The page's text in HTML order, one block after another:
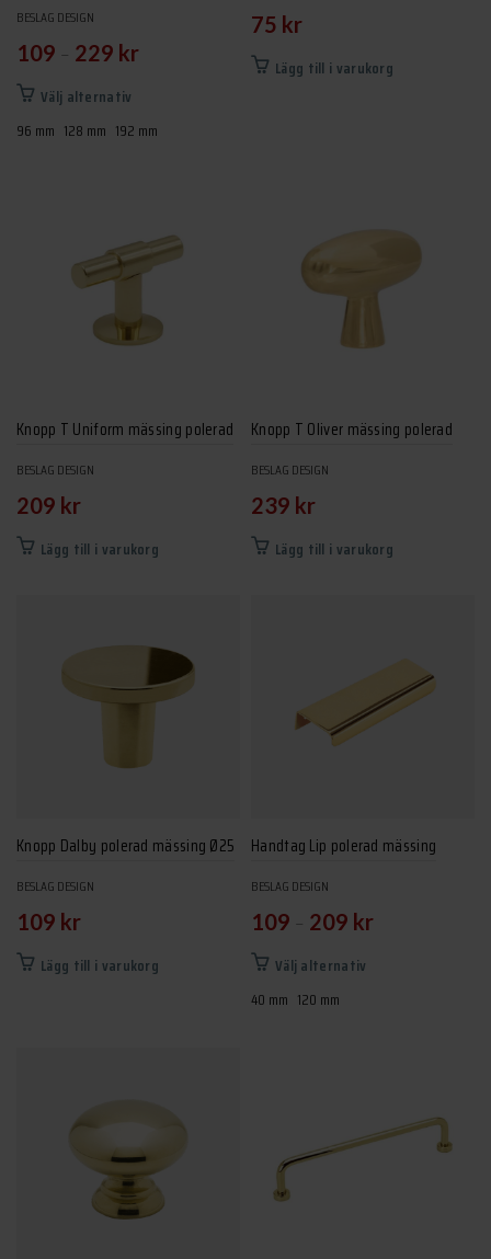
BESLAG DESIGN
109 – 229 kr
Välj alternativ
här
varianter.
De
olika
alternativen
kan
produktsidan
96 mm 128 mm 192 mm
75 kr
Lägg till i varukorg
Knopp T Uniform mässing polerad
BESLAG DESIGN
209 kr
Lägg till i varukorg
Knopp T Oliver mässing polerad
BESLAG DESIGN
239 kr
Lägg till i varukorg
Knopp Dalby polerad mässing Ø25
BESLAG DESIGN
109 kr
Lägg till i varukorg
Handtag Lip polerad mässing
BESLAG DESIGN
109 – 209 kr
Välj alternativ
De
40 mm 120 mm